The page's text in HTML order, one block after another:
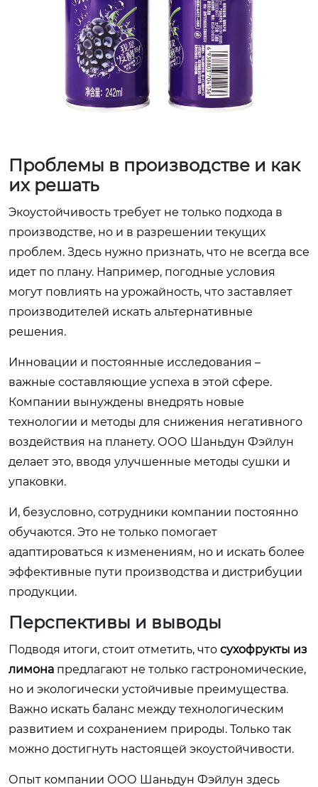
Проблемы в производстве и как
их решать
Экоустойчивость требует не только подхода в
производстве, но и в разрешении текущих
проблем. Здесь нужно признать, что не всегда все
идет по плану. Например, погодные условия
могут повлиять на урожайность, что заставляет
производителей искать альтернативные
решения.
Инновации и постоянные исследования –
важные составляющие успеха в этой сфере.
Компании вынуждены внедрять новые
технологии и методы для снижения негативного
воздействия на планету. ООО Шаньдун Фэйлун
делает это, вводя улучшенные методы сушки и
упаковки.
И, безусловно, сотрудники компании постоянно
обучаются. Это не только помогает
адаптироваться к изменениям, но и искать более
эффективные пути производства и дистрибуции
продукции.
Перспективы и выводы
Подводя итоги, стоит отметить, что сухофрукты из
лимона предлагают не только гастрономические,
но и экологически устойчивые преимущества.
Важно искать баланс между технологическим
развитием и сохранением природы. Только так
можно достигнуть настоящей экоустойчивости.
Опыт компании ООО Шаньдун Фэйлун здесь